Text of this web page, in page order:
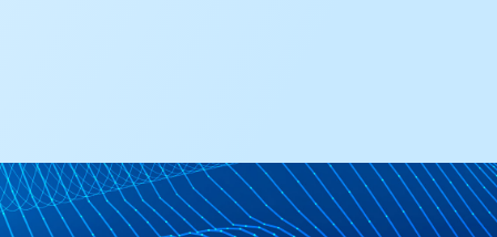
報の開示、訂正、削除等をご希望される場合は、そ
の旨をお問い合わせ内容に明記しご連絡くださ
い。適切かつ迅速に対応いたします。